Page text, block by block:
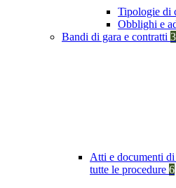
Tipologie di
Obblighi e
Bandi di gara e contratti
Atti e documenti di
tutte le procedure 6